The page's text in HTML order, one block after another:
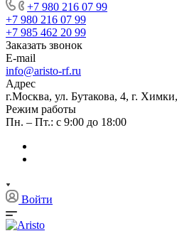
+7 980 216 07 99
+7 980 216 07 99
+7 985 462 20 99
Заказать звонок
E-mail
info@aristo-rf.ru
Адрес
г.Москва, ул. Бутакова, 4, г.
Режим работы
Пн. – Пт.: с 9:00 до 18:00
Войти